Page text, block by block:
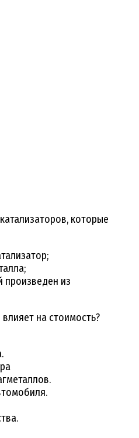
которые
произведен из
на стоимость?